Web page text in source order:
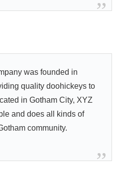
was founded in
quality doohickeys to
in Gotham City, XYZ
and does all kinds of
community.